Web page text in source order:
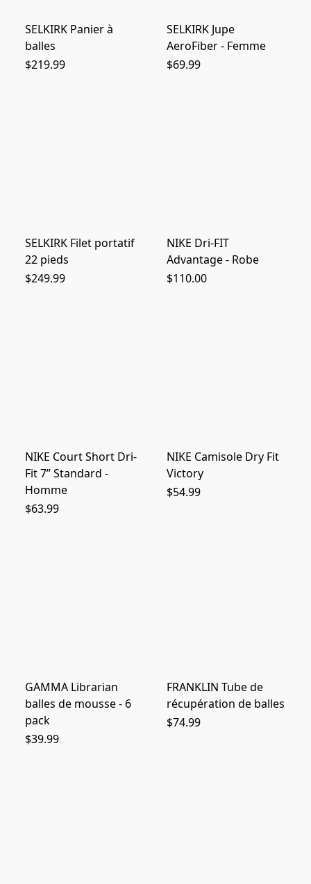
SELKIRK Panier à
balles
$219.99
SELKIRK Jupe
AeroFiber - Femme
$69.99
SELKIRK Filet portatif
22 pieds
$249.99
NIKE Dri-FIT
Advantage - Robe
$110.00
NIKE Court Short Dri-
Fit 7’’ Standard -
Homme
$63.99
NIKE Camisole Dry Fit
Victory
$54.99
GAMMA Librarian
balles de mousse - 6
pack
$39.99
FRANKLIN Tube de
récupération de balles
$74.99